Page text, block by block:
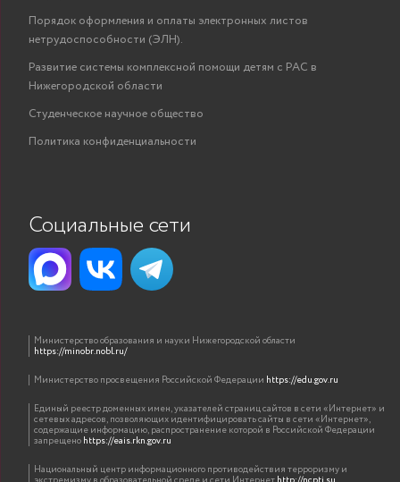
Порядок оформления и оплаты электронных листов
нетрудоспособности (ЭЛН).
Развитие системы комплексной помощи детям с РАС в
Нижегородской области
Студенческое научное общество
Политика конфиденциальности
Социальные сети
Министерство образования и науки Нижегородской области
https://minobr.nobl.ru/
Министерство просвещения Российской Федерации https://edu.gov.ru
Единый реестр доменных имен, указателей страниц сайтов в сети «Интернет» и
сетевых адресов, позволяющих идентифицировать сайты в сети «Интернет»,
содержащие информацию, распространение которой в Российской Федерации
запрещеноhttps://eais.rkn.gov.ru
Национальный центр информационного противодействия терроризму и